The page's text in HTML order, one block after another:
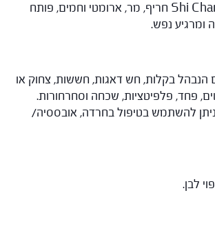
העוזר השני Shi Chang Pu חריף, מר, ארומטי וחמים, פותח
ומרגיע נפש.
הנבהל בקלות, חש דאגות, חששות, צחוק או
פחד, פלפיטציות, שכחה וסחרחורות.
להשתמש בטיפול בחרדה, אובססיה/
לבן.